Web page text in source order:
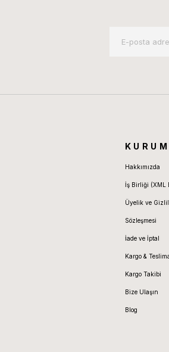
Hakkımızda
İş Birliği (XML
Üyelik ve
Sözleşmesi
İade ve İptal
Kargo &
Kargo Takibi
Bize Ulaşın
Blog